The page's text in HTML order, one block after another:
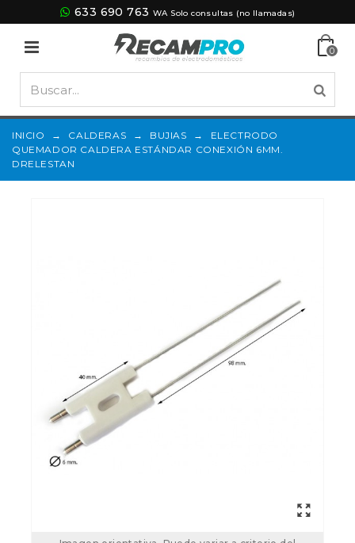
633 690 763 WA Solo consultas (no llamadas)
0
INICIO → CALDERAS → BUJIAS →
ELECTRODO
QUEMADOR CALDERA ESTÁNDAR CONEXIÓN 6MM.
DRELESTAN